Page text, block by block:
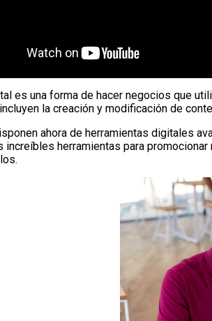
es una forma de hacer negocios que
la creación y modificación de
ahora de herramientas digitales
increíbles herramientas para